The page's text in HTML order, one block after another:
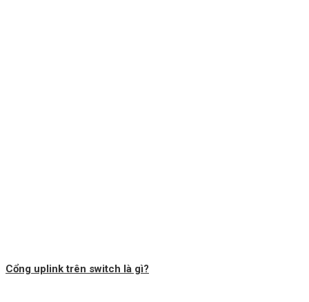
Cổng uplink trên switch là gì?